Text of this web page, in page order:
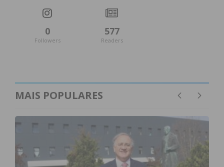
0
Followers
577
Readers
MAIS POPULARES